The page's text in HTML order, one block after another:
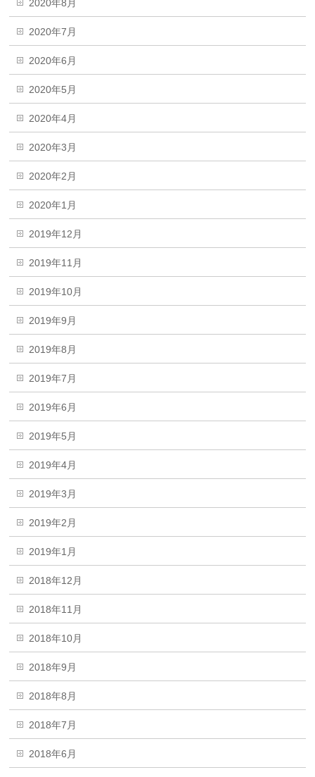
2020年8月
2020年7月
2020年6月
2020年5月
2020年4月
2020年3月
2020年2月
2020年1月
2019年12月
2019年11月
2019年10月
2019年9月
2019年8月
2019年7月
2019年6月
2019年5月
2019年4月
2019年3月
2019年2月
2019年1月
2018年12月
2018年11月
2018年10月
2018年9月
2018年8月
2018年7月
2018年6月